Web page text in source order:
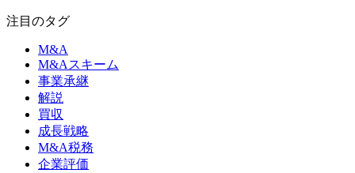
注目のタグ
M&A
M&Aスキーム
事業承継
解説
買収
成長戦略
M&A税務
企業評価